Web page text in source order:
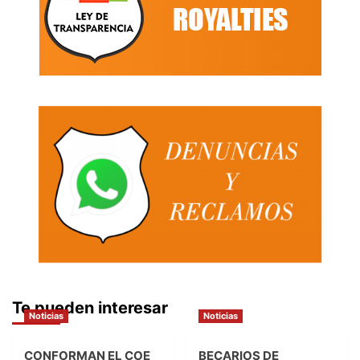
Te pueden interesar
Noticias
CONFORMAN EL COE
Noticias
BECARIOS DE